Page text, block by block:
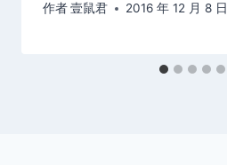
作者壹鼠君 2016 年 12 月 8 日